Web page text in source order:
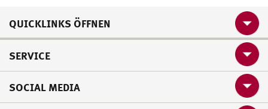
QUICKLINKS ÖFFNEN
SERVICE
SOCIAL MEDIA